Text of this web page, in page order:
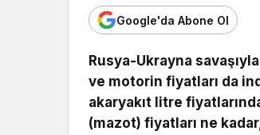
Google'da Abone Ol
Rusya-Ukrayna
ve motorin fiyatları da
akaryakıt litre
(mazot) fiyatları ne